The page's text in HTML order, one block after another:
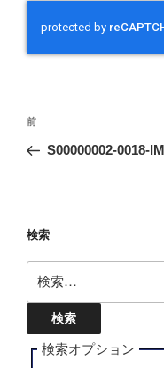
投
ナ
ー
シ
ョ
ン
前
の
前
S00000002-0018-
検索
索:
検索オプション